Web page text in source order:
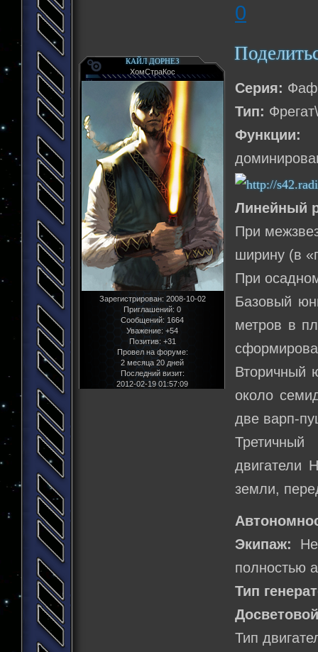
0
КАЙЛ ДОРНЕЗ
ХомСтраКос
Зарегистрирован: 2008-10-02
Приглашений: 0
Сообщений: 1664
Уважение: +54
Позитив: +31
Провел на форуме:
2 месяца 20 дней
Последний визит:
2012-02-19 01:57:09
Серия:
Тип:
Функции:
Линейный
При
ширину (в
При
Базовый
метров в
Вторичный
около
две варп-
двигатели
земли,
Экипаж:
полностью
Тип
Тип